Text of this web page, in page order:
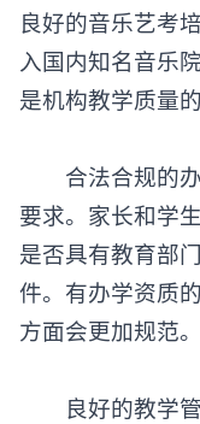
良好的音乐艺考
入国内知名音乐
是机构教学质量
合法合规的办
要求。家长和学
是否具有教育部
件。有办学资质
方面会更加规范。
良好的教学管